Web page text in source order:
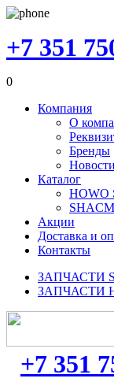
+7 351
0
Компания
О
Бренды
Новости
Каталог
HOWO
Акции
Доставка и
Контакты
ЗАПЧАСТИ
ЗАПЧАСТИ
+7 351